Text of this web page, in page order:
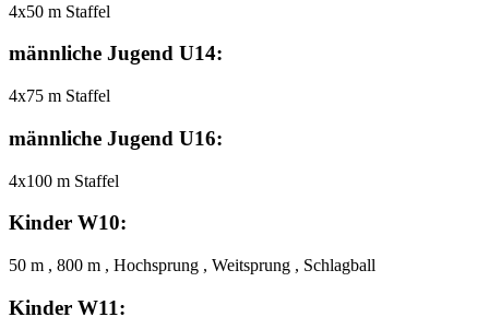
4x50 m Staffel
männliche Jugend U14:
4x75 m Staffel
männliche Jugend U16:
4x100 m Staffel
Kinder W10:
50 m , 800 m , Hochsprung , Weitsprung , Schlagball
Kinder W11: